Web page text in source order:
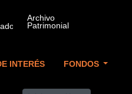
INTERÉS FONDOS